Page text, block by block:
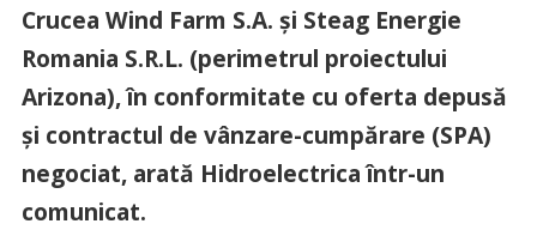
Crucea Wind Farm S.A. și Steag Energie
Romania S.R.L. (perimetrul proiectului
Arizona), în conformitate cu oferta depusă
și contractul de vânzare-cumpărare (SPA)
negociat, arată Hidroelectrica într-un
comunicat.